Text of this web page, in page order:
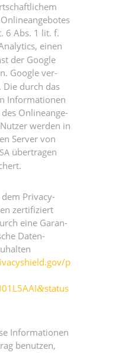
6 Abs. 1 lit. f.
einen
der Goog­le
Goog­le ver­
Die durch das
Infor­ma­tio­nen
Online­an­ge­
wer­den in
Ser­ver von
über­tra­gen
Pri­va­cy-
zer­ti­fi­ziert
eine Garan­
Daten­
p
&status
Infor­ma­tio­nen
benut­zen,